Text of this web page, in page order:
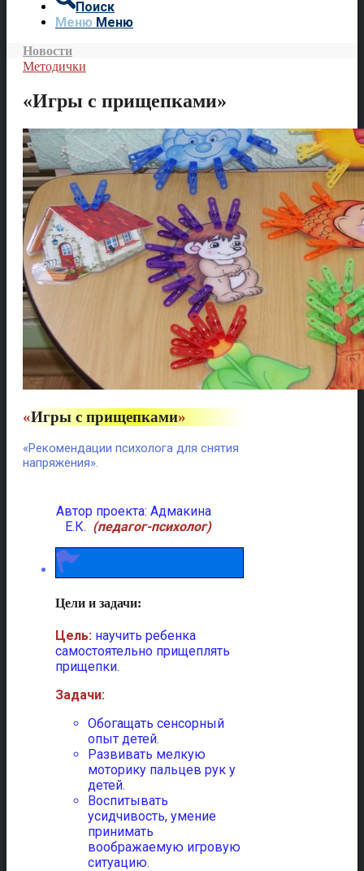
Поиск
Меню Меню
Новости
Методички
«Игры с прищепками»
«Игры с прищепками»
«Рекомендации психолога для снятия
напряжения».
Автор проекта: Адмакина
Е.К. (педагог-психолог)
Цели и задачи:
Цель: научить ребенка
самостоятельно прищеплять
прищепки.
Задачи:
Обогащать сенсорный
опыт детей.
Развивать мелкую
моторику пальцев рук у
детей.
Воспитывать
усидчивость, умение
принимать
воображаемую игровую
ситуацию.